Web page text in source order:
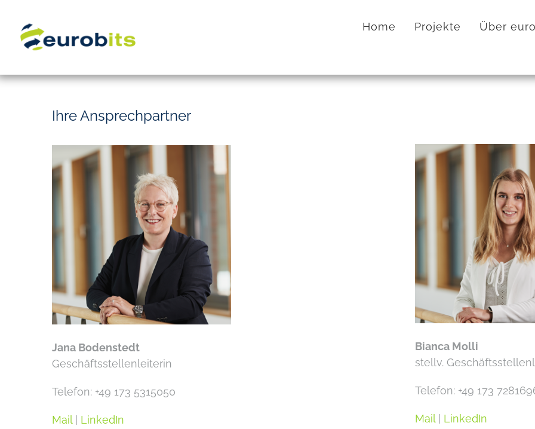
Inhalt
springen
Home Projekte Über
Ihre Ansprechpartner
Jana Bodenstedt
Geschäftsstellenleiterin
Telefon: +49 173 5315050
Mail| LinkedIn
Bianca Molli
stellv.
Telefon: +49 173
Mail| LinkedIn